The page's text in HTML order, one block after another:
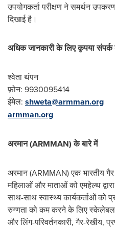
उपयोगकर्ता परीक्षण ने समर्थन
दिखाई है।
अधिक जानकारी के लिए कृपया
श्वेता थंपन
फ़ोन: 9930095414
ईमेल: shweta@armman.org
armman.org
अरमान (ARMMAN)के बारे में
अरमान (ARMMAN) एक भारतीय
महिलाओं और माताओं को एमहेल्थ
साथ-साथ स्वास्थ्य कार्यकर्ताओं को
रुग्णता को कम करने के लिए स्केलेबल,
और लिंग-परिवर्तनकारी, गैर-रेखीय,